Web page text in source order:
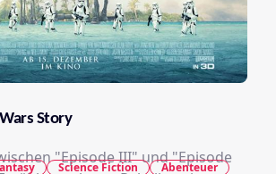
Story
"Episode III" und "Episode
Science Fiction Abenteuer